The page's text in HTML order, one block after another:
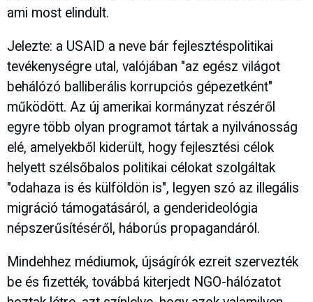
ami most elindult.
Jelezte: a USAID a neve bár fejlesztéspolitikai
tevékenységre utal, valójában "az egész világot
behálózó balliberális korrupciós gépezetként"
működött. Az új amerikai kormányzat részéről
egyre több olyan programot tártak a nyilvánosság
elé, amelyekből kiderült, hogy fejlesztési célok
helyett szélsőbalos politikai célokat szolgáltak
"odahaza is és külföldön is", legyen szó az illegális
migráció támogatásáról, a genderideológia
népszerűsítéséről, háborús propagandáról.
Mindehhez médiumok, újságírók ezreit szervezték
be és fizették, továbbá kiterjedt NGO-hálózatot